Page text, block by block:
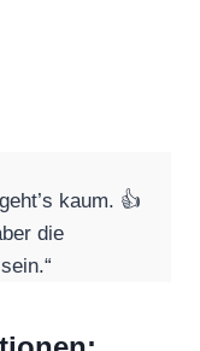
kaum. 👍
die